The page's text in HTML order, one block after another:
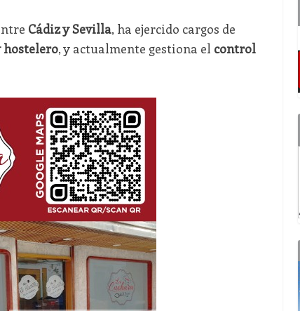
Cádiz y Sevilla, ha ejercido cargos de
, y actualmente gestiona el control